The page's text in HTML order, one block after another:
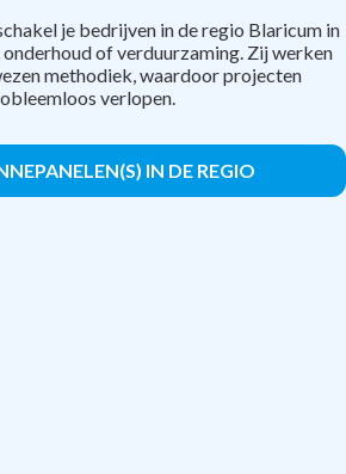
je bedrijven in de regio Blaricum in
of verduurzaming. Zij werken
methodiek, waardoor projecten
verlopen.
IN DE REGIO